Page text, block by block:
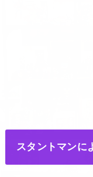
スタントマンに